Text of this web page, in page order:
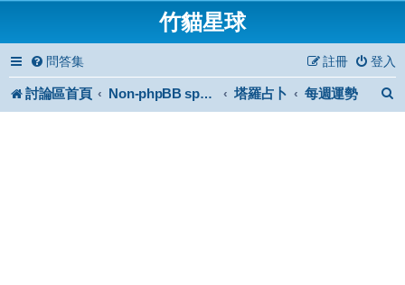
竹貓星球
問答集 登入
註冊
討論區首頁 Non-phpBB specific 塔羅占卜 每週運勢